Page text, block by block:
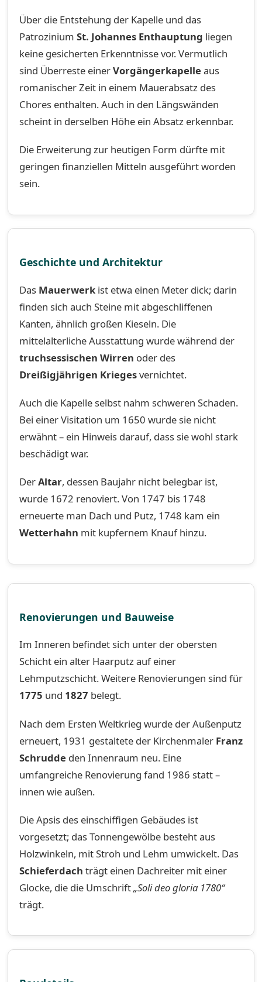
Über die Entstehung der Kapelle und das
Patrozinium St. Johannes Enthauptung liegen
keine gesicherten Erkenntnisse vor. Vermutlich
sind Überreste einerVorgängerkapelle aus
romanischer Zeit in einem Mauerabsatz des
Chores enthalten. Auch in den Längswänden
scheint in derselben Höhe ein Absatz erkennbar.
Die Erweiterung zur heutigen Form dürfte mit
geringen finanziellen Mitteln ausgeführt worden
sein.
Geschichte und Architektur
Das Mauerwerkist etwa einen Meter dick; darin
finden sich auch Steine mit abgeschliffenen
Kanten, ähnlich großen Kieseln. Die
mittelalterliche Ausstattung wurde während der
truchsessischen Wirren oder des
Dreißigjährigen Kriegesvernichtet.
Auch die Kapelle selbst nahm schweren Schaden.
Bei einer Visitation um 1650 wurde sie nicht
erwähnt – ein Hinweis darauf, dass sie wohl stark
beschädigt war.
DerAltar, dessen Baujahr nicht belegbar ist,
wurde 1672 renoviert. Von 1747 bis 1748
erneuerte man Dach und Putz, 1748 kam ein
Wetterhahn mit kupfernem Knauf hinzu.
Renovierungen und Bauweise
Im Inneren befindet sich unter der obersten
Schicht ein alter Haarputz auf einer
Lehmputzschicht. Weitere Renovierungen sind für
1775 und 1827 belegt.
Nach dem Ersten Weltkrieg wurde der Außenputz
erneuert, 1931 gestaltete der Kirchenmaler Franz
Schrudde den Innenraum neu. Eine
umfangreiche Renovierung fand 1986 statt –
innen wie außen.
Die Apsis des einschiffigen Gebäudes ist
vorgesetzt; das Tonnengewölbe besteht aus
Holzwinkeln, mit Stroh und Lehm umwickelt. Das
Schieferdach trägt einen Dachreiter mit einer
Glocke, die die Umschrift„Soli deo gloria 1780“
trägt.